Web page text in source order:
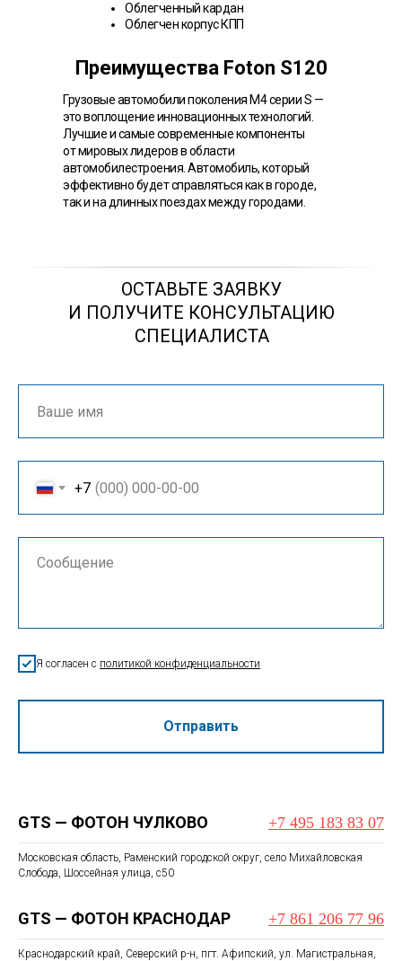
Облегченный кардан
Облегчен корпус КПП
Грузовые автомобили поколения М4 серии S —
это воплощение инновационных технологий.
Лучшие и самые современные компоненты
от мировых лидеров в области
автомобилестроения. Автомобиль, который
эффективно будет справляться как в городе,
так и на длинных поездах между городами.
Преимущества Foton S120
ОСТАВЬТЕ ЗАЯВКУ
И ПОЛУЧИТЕ КОНСУЛЬТАЦИЮ
СПЕЦИАЛИСТА
+7
Я согласен с политикой конфиденциальности
Отправить
GTS — ФОТОН ЧУЛКОВО +7 495 183 83 07
Московская область, Раменский городской округ, село Михайловская
Слобода, Шоссейная улица, с50
GTS — ФОТОН КРАСНОДАР +7 861 206 77 96
Краснодарский край, Северский р-н, пгт. Афипский, ул. Магистральная,